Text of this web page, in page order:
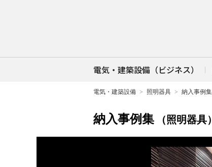
電気・建築設備（ビジネス）
電気・建築設備 照明器具 納入事例集
納入事例集 （照明器具）